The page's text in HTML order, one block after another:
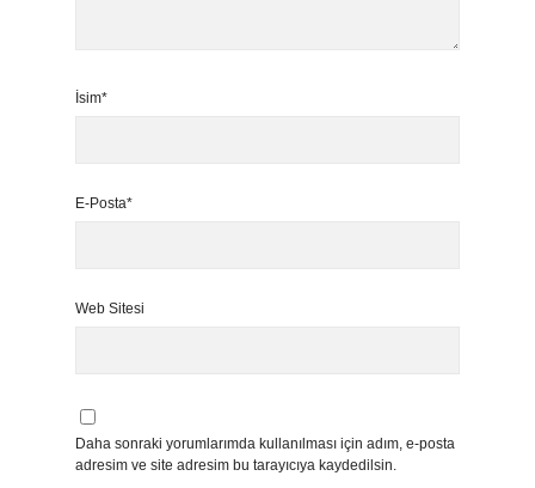
İsim*
E-Posta*
Web Sitesi
Daha sonraki yorumlarımda kullanılması için adım, e-posta
adresim ve site adresim bu tarayıcıya kaydedilsin.